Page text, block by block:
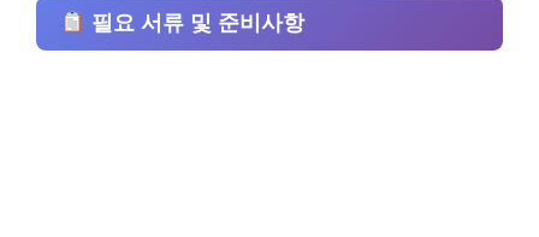
필요 서류 및 준비사항